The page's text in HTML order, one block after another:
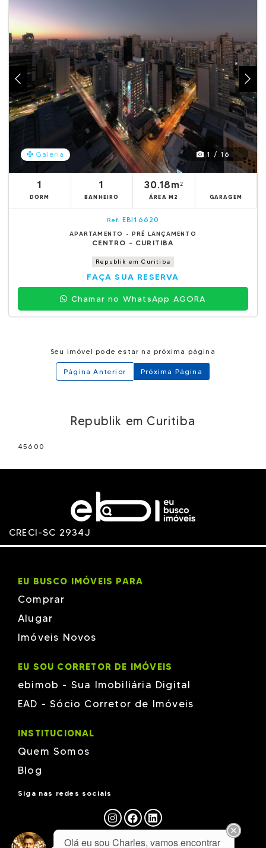
Galeria 1 / 16
1
DORM
1
BANHEIRO
30.18m²
ÁREA M2 GARAGEM
Ref. EBI16620
APARTAMENTO - PRÉ LANÇAMENTO
CENTRO - CURITIBA
Republik em Curitiba
FAÇA SUA RESERVA
Chamar no WhatsApp AGORA
Seu imóvel pode estar na próxima página
Página Anterior Próxima Página
Republik em Curitiba
45600
CRECI-SC 2934J
EU BUSCO IMÓVEIS PARA
Comprar
Alugar
Imóveis Novos
EU SOU CORRETOR DE IMÓVEIS
ebimob - Sua Imobiliária Digital
EAD - Sócio Corretor de Imóveis
INSTITUCIONAL
Quem Somos
Blog
Siga nas redes sociais
Olá eu sou Charles, vamos encontrar